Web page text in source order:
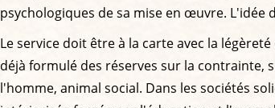
psychologiques de sa mise en œuvre.
Le service doit être à la carte avec la
déjà formulé des réserves sur la contrainte,
l'homme, animal social. Dans les sociétés